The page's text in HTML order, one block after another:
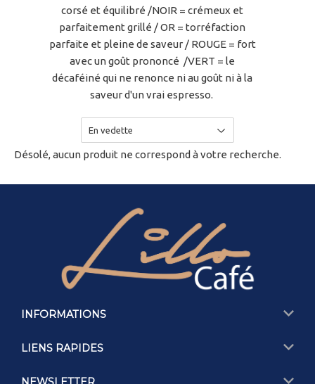
corsé et équilibré /NOIR = crémeux et
parfaitement grillé / OR = torréfaction
parfaite et pleine de saveur / ROUGE = fort
avec un goût prononcé /VERT = le
décaféiné qui ne renonce ni au goût ni à la
saveur d'un vrai espresso.
Désolé, aucun produit ne correspond à votre recherche.
INFORMATIONS
LIENS RAPIDES